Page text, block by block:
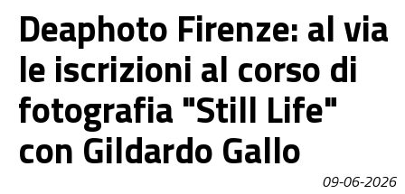
Deaphoto Firenze: al via
le iscrizioni al corso di
fotografia "Still Life"
con Gildardo Gallo
09-06-2026